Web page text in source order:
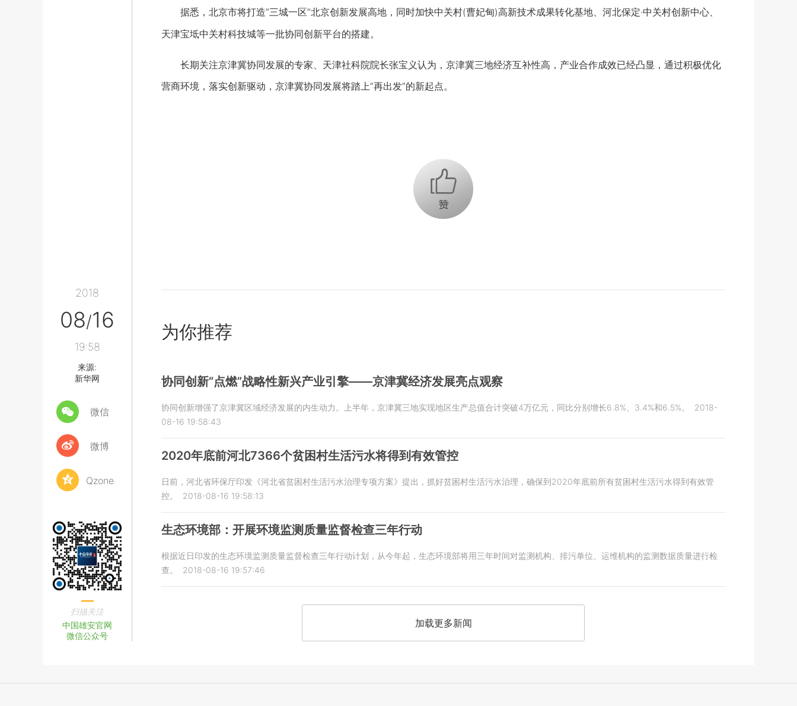
2018
08/16
19:58
来源:
新华网
微信
微博
Qzone
扫描关注
中国雄安官网
微信公众号
据悉，北京市将打造“三城一区”北京创新发展高地，同时加快中关村(曹妃甸)高新技术成果转化基地、河北保定·中关村创新中心、
天津宝坻中关村科技城等一批协同创新平台的搭建。
长期关注京津冀协同发展的专家、天津社科院院长张宝义认为，京津冀三地经济互补性高，产业合作成效已经凸显，通过积极优化
营商环境，落实创新驱动，京津冀协同发展将踏上“再出发”的新起点。
+1
为你推荐
协同创新“点燃”战略性新兴产业引擎——京津冀经济发展亮点观察
协同创新增强了京津冀区域经济发展的内生动力。上半年，京津冀三地实现地区生产总值合计突破4万亿元，同比分别增长6.8%、3.4%和6.5%。
2018-
08-16 19:58:43
2020年底前河北7366个贫困村生活污水将得到有效管控
日前，河北省环保厅印发《河北省贫困村生活污水治理专项方案》提出，抓好贫困村生活污水治理，确保到2020年底前所有贫困村生活污水得到有效管
控。
2018-08-16 19:58:13
生态环境部：开展环境监测质量监督检查三年行动
根据近日印发的生态环境监测质量监督检查三年行动计划，从今年起，生态环境部将用三年时间对监测机构、排污单位、运维机构的监测数据质量进行检
查。
2018-08-16 19:57:46
加载更多新闻